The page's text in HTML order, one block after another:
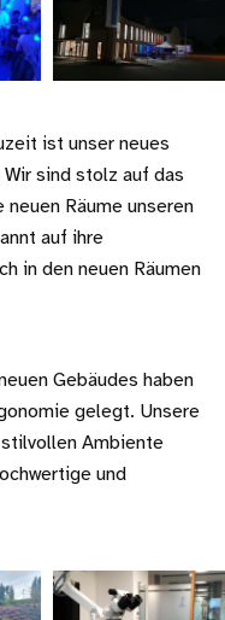
ist unser neues
sind stolz auf das
neuen Räume unseren
auf ihre
in den neuen Räumen
Gebäudes haben
gelegt. Unsere
Ambiente
und